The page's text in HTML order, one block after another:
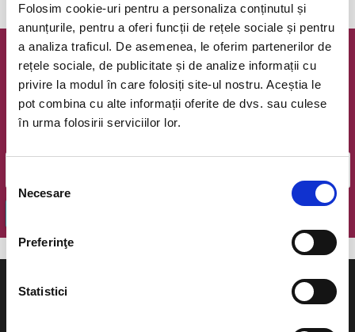
Folosim cookie-uri pentru a personaliza conținutul și
anunțurile, pentru a oferi funcții de rețele sociale și pentru
a analiza traficul. De asemenea, le oferim partenerilor de
rețele sociale, de publicitate și de analize informații cu
privire la modul în care folosiți site-ul nostru. Aceștia le
pot combina cu alte informații oferite de dvs. sau culese
în urma folosirii serviciilor lor.
consimțământului
Necesare
Preferinţe
Statistici
Newsletter @ Bilete.ro
Oferte exclusive si o editie saptamanala cu cele mai noi
evenimente.